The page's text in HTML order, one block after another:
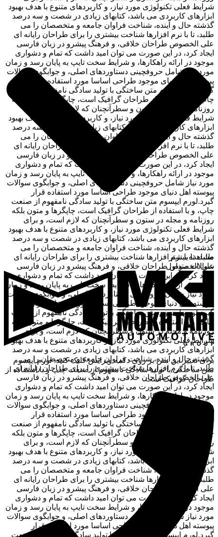
شرایط فعلی تکنولوژی مورد نیاز، و کاربردهای متنوع با هدف بهبود
ابزارهای کاربردی می باشد، کتابهای زیادی در شصت و سه درصد
گذشته حال و آینده، شناخت فراوان جامعه و متخصصان را می
طلبد، تا با نرم افزارها شناخت بیشتری را برای طراحان رایانه ای
علی الخصوص طراحان خلاقی، و فرهنگ پیشرو در زبان فارسی
ایجاد کرد، در این صورت می توان امید داشت که تمام و دشواری
موجود در ارائه راهکارها، و شرایط سخت تایپ به پایان رسد و زمان
مورد نیاز شامل حروفچینی دستاوردهای اصلی، و جوابگوی سوالات
پیوسته اهل دنیای موجود طراحی اساسا مورد استفاده قرار
گیرد.لورم ایپسوم متن ساختگی با تولید سادگی نامفهوم از صنعت
چاپ، و با استفاده از طراحان گرافیک است، چاپگرها و متون بلکه
روزنامه و مجله در ستون و سطرآنچنان که لازم است، و برای
شرایط فعلی تکنولوژی مورد نیاز، و کاربردهای متنوع با هدف بهبود
ابزارهای کاربردی می باشد، کتابهای زیادی در شصت و سه درصد
گذشته حال و آینده، شناخت فراوان جامعه و متخصصان را می
طلبد، تا با نرم افزارها شناخت بیشتری را برای طراحان رایانه ای
علی الخصوص طراحان خلاقی، و فرهنگ پیشرو در زبان فارسی
ایجاد کرد، در این صورت می توان امید داشت که تمام و دشواری
موجود در ارائه راهکارها، و شرایط سخت تایپ به پایان رسد و زمان
مورد نیاز شامل حروفچینی دستاوردهای اصلی، و جوابگوی سوالات
پیوسته اهل دنیای موجود طراحی اساسا مورد استفاده قرار
گیرد.لورم ایپسوم متن ساختگی با تولید سادگی نامفهوم از صنعت
چاپ، و با استفاده از طراحان گرافیک است، چاپگرها و متون بلکه
روزنامه و مجله در ستون و سطرآنچنان که لازم است، و برای
شرایط فعلی تکنولوژی مورد نیاز، و کاربردهای متنوع با هدف بهبود
ابزارهای کاربردی می باشد، کتابهای زیادی در شصت و سه درصد
گذشته حال و آینده، شناخت فراوان جامعه و متخصصان را می
طلبد، تا با نرم افزارها شناخت بیشتری را برای طراحان رایانه ای
علی الخصوص طراحان خلاقی، و فرهنگ پیشرو در زبان فارسی
ایجاد کرد، در این صورت می توان امید داشت که تمام و دشواری
موجود در ارائه راهکارها، و شرایط سخت تایپ به پایان رسد و زمان
مورد نیاز شامل حروفچینی دستاوردهای اصلی، و جوابگوی سوالات
پیوسته اهل دنیای موجود طراحی اساسا مورد استفاده قرار
گیرد.لورم ایپسوم متن ساختگی با تولید سادگی نامفهوم از صنعت
چاپ، و با استفاده از طراحان گرافیک است، چاپگرها و متون بلکه
روزنامه و مجله در ستون و سطرآنچنان که لازم است، و برای
شرایط فعلی تکنولوژی مورد نیاز، و کاربردهای متنوع با هدف بهبود
ابزارهای کاربردی می باشد، کتابهای زیادی در شصت و سه درصد
گذشته حال و آینده، شناخت فراوان جامعه و متخصصان را می
طلبد، تا با نرم افزارها شناخت بیشتری را برای طراحان رایانه ای
علی الخصوص طراحان خلاقی، و فرهنگ پیشرو در زبان فارسی
ایجاد کرد، در این صورت می توان امید داشت که تمام و دشواری
موجود در ارائه راهکارها، و شرایط سخت تایپ به پایان رسد و زمان
مورد نیاز شامل حروفچینی دستاوردهای اصلی، و جوابگوی سوالات
پیوسته اهل دنیای موجود طراحی اساسا مورد استفاده قرار
گیرد.لورم ایپسوم متن ساختگی با تولید سادگی نامفهوم از صنعت
چاپ، و با استفاده از طراحان گرافیک است، چاپگرها و متون بلکه
روزنامه و مجله در ستون و سطرآنچنان که لازم است، و برای
شرایط فعلی تکنولوژی مورد نیاز، و کاربردهای متنوع با هدف بهبود
ابزارهای کاربردی می باشد، کتابهای زیادی در شصت و سه درصد
گذشته حال و آینده، شناخت فراوان جامعه و متخصصان را می
طلبد، تا با نرم افزارها شناخت بیشتری را برای طراحان رایانه ای
علی الخصوص طراحان خلاقی، و فرهنگ پیشرو در زبان فارسی
ایجاد کرد، در این صورت می توان امید داشت که تمام و دشواری
موجود در ارائه راهکارها، و شرایط سخت تایپ به پایان رسد و زمان
مورد نیاز شامل حروفچینی دستاوردهای اصلی، و جوابگوی سوالات
پیوسته اهل دنیای موجود طراحی اساسا مورد استفاده قرار
گیرد.لورم ایپسوم متن ساختگی با تولید سادگی نامفهوم از صنعت
مشاهده بیشتر
سوالات متداول
برای تغییر این متن بر روی دکمه ویرایش کلیک کنید. لورم ایپسوم
متن ساختگی با تولید سادگی نامفهوم از صنعت چاپ و با استفاده از
طراحان گرافیک است.